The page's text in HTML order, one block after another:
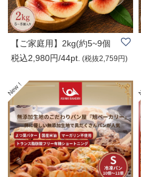
【ご家庭用】2kg(約5~9個
入)新潟県産 朝..
税込2,980円/44pt. (税抜2,759円)